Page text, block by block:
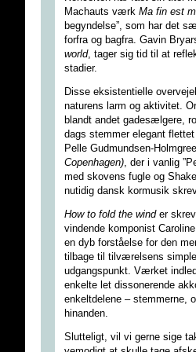
Machauts værk Ma fin est
begyndelse”, som har det
forfra og bagfra. Gavin
world, tager sig tid til at
stadier.
Disse eksistentielle
naturens larm og aktivitet.
blandt andet gadesælgere,
dags stemmer elegant
Pelle Gudmundsen-
Copenhagen), der i vanlig
med skovens fugle og
nutidig dansk kormusik
How to fold the wind er
vindende komponist
en dyb forståelse for den
tilbage til tilværelsens
udgangspunkt. Værket
enkelte let dissonerende
enkeltdelene – stemmerne,
hinanden.
Slutteligt, vil vi gerne sige